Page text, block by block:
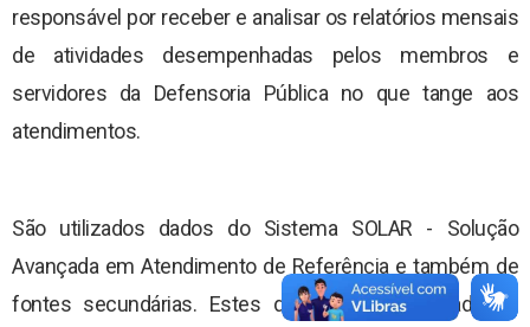
Relatório Anual
Defensores Públicos
Núcleos Regionais
Justiça Comunitária
Documentos
Contato
Documentos
Fale Conosco
responsável por receber e analisar os relatórios mensais
de atividades desempenhadas pelos membros e
servidores da Defensoria Pública no que tange aos
atendimentos.
São utilizados dados do Sistema SOLAR - Solução
Avançada em Atendimento de Referência e também de
fontes secundárias. Estes dados são organizados e